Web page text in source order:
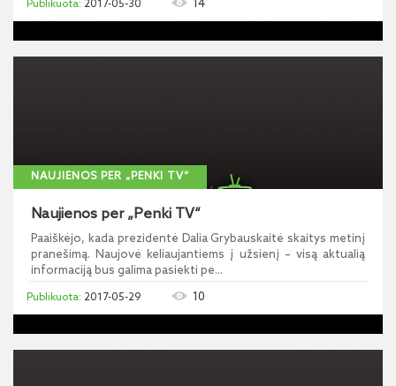
2017-05-30 14
NAUJIENOS PER „PENKI TV“
Naujienos per „Penki TV“
Paaiškėjo, kada prezidentė Dalia Grybauskaitė skaitys metinį
pranešimą. Naujovė keliaujantiems į užsienį – visą aktualią
informaciją bus galima pasiekti pe...
2017-05-29 10